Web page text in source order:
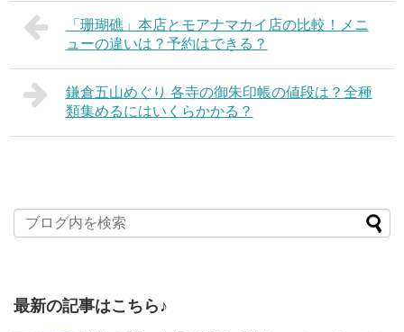
「珊瑚礁」本店とモアナマカイ店の比較！メニ
ューの違いは？予約はできる？
鎌倉五山めぐり 各寺の御朱印帳の値段は？全種
類集めるにはいくらかかる？
最新の記事はこちら♪